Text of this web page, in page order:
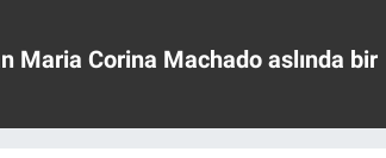
Maria Corina Machado aslında bir